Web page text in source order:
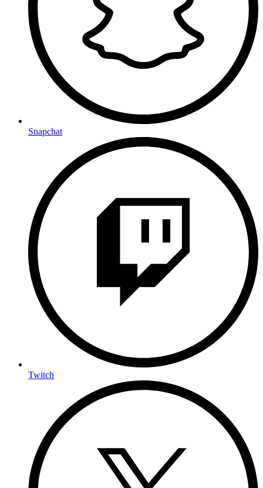
Snapchat
Twitch